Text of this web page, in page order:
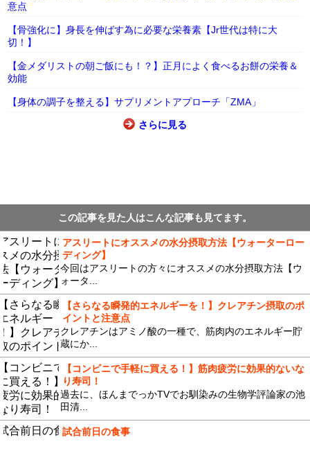
意点
【骨強化に】身長を伸ばす為に必要な栄養素【Jr世代は特に大
切！】
【金メダリストの朝ご飯にも！？】正月によく食べるお餅の栄養＆
効能
【身体の調子を整える】サプリメントアプローチ「ZMA」
さらに見る
この記事を見た人はこんな記事も見てます。
アスリートにオススメの水分摂取方法【ウォーターロー
ディング】
今回はアスリートの方々にオススメの水分摂取方法【ウ
ォータ...
【さらなる瞬発的エネルギーを！】クレアチン摂取のポ
イントと注意点
クレアチンはアミノ酸の一種で、筋肉内のエネルギー貯
蔵にか...
【コンビニで手軽に買える！】筋肉疲労に効果的ないな
り寿司！
過去に、ほんまでっかTVでお馴染みの生物学評論家の池
田清...
試合前日の食事